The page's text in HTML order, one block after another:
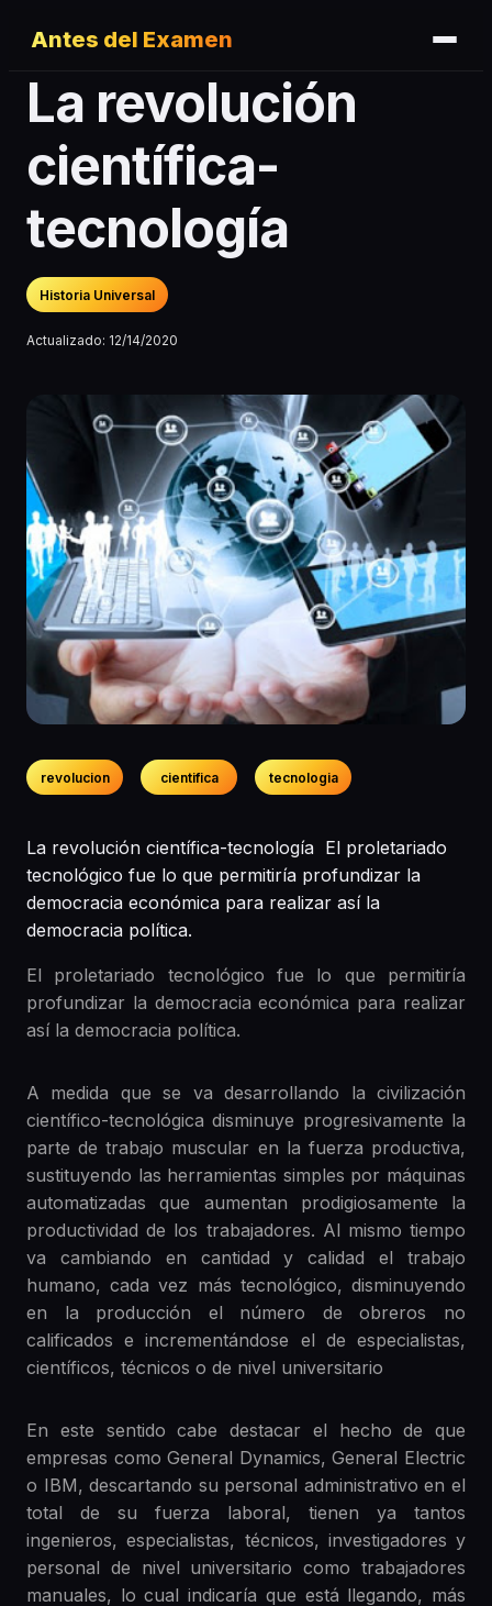
Antes del Examen
La revolución
científica-
tecnología
Historia Universal
Actualizado: 12/14/2020
revolucion cientifica tecnologia
La revolución científica-tecnología El proletariado
tecnológico fue lo que permitiría profundizar la
democracia económica para realizar así la
democracia política.
El proletariado tecnológico fue lo que permitiría
profundizar la democracia económica para realizar
así la democracia política.
A medida que se va desarrollando la civilización
científico-tecnológica disminuye progresivamente la
parte de trabajo muscular en la fuerza productiva,
sustituyendo las herramientas simples por máquinas
automatizadas que aumentan prodigiosamente la
productividad de los trabajadores. Al mismo tiempo
va cambiando en cantidad y calidad el trabajo
humano, cada vez más tecnológico, disminuyendo
en la producción el número de obreros no
calificados e incrementándose el de especialistas,
científicos, técnicos o de nivel universitario
En este sentido cabe destacar el hecho de que
empresas como General Dynamics, General Electric
o IBM, descartando su personal administrativo en el
total de su fuerza laboral, tienen ya tantos
ingenieros, especialistas, técnicos, investigadores y
personal de nivel universitario como trabajadores
manuales, lo cual indicaría que está llegando, más